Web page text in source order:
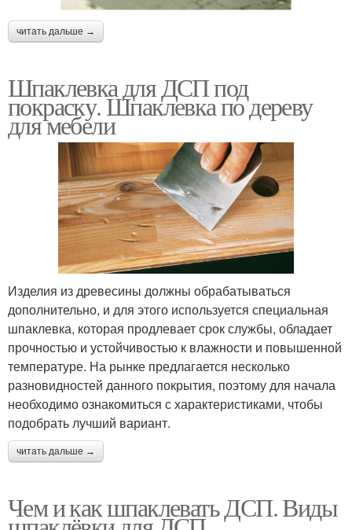
читать дальше →
Шпаклевка для ДСП под
покраску. Шпаклевка по дереву
для мебели
Изделия из древесины должны обрабатываться
дополнительно, и для этого используется специальная
шпаклевка, которая продлевает срок службы, обладает
прочностью и устойчивостью к влажности и повышенной
температуре. На рынке предлагается несколько
разновидностей данного покрытия, поэтому для начала
необходимо ознакомиться с характеристиками, чтобы
подобрать лучший вариант.
читать дальше →
Чем и как шпаклевать ДСП. Виды